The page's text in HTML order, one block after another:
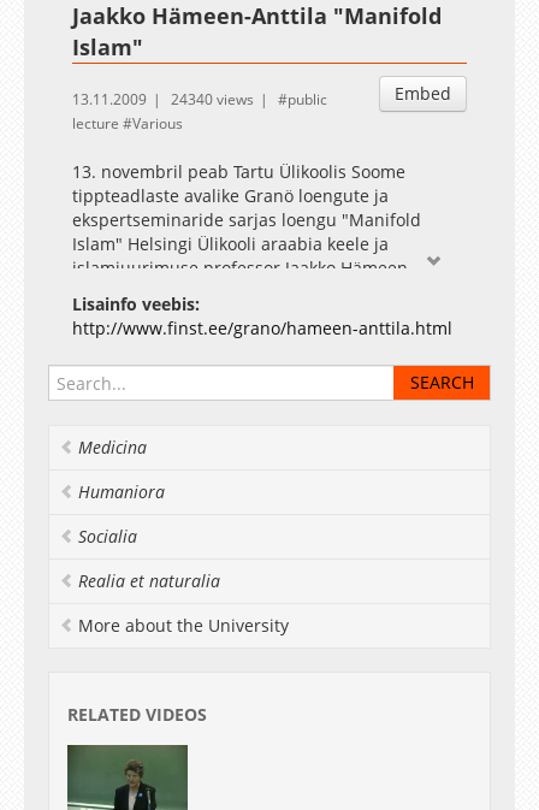
Jaakko Hämeen-Anttila "Manifold
Islam"
Embed
13.11.2009 24340 views
public
lecture
Various
13. novembril peab Tartu Ülikoolis Soome
tippteadlaste avalike Granö loengute ja
ekspertseminaride sarjas loengu "Manifold
Islam" Helsingi Ülikooli araabia keele ja
islamiuurimuse professor Jaakko Hämeen-
Anttila. Professor Hämeen-Anttila (s. 1963)
peamised uurimisvaldkonnad on keskaegne
araabia islami kultuur, kirjandus, filosoofia ja
müstika. Ta on kirjutanud teaduslikke uurimusi
ka islami tekkimise esimeste aastasadade ajaloo
viljakas tõlkija, kes on Lähis-Ida kirjanduse
klassikuid ja nende kuulsamaid tekste soome
keelde vahendanud peamiselt araabia ja pärsia
kirjutanud enam kui 50 raamatut. Hämeen-
1995. aastal. Lisaks loenguga esinemisele esitleb
17.00 Soome Instituudi Tartu osakonnas oma
maailma tekkimisest ja lõpust, jumalate ja
inimeste mõõduvõtmistest, hea ja kurja
igavesest võitlusest, surmast ja taassünnist.
Autoreid intervjueerib assürioloog Amar Annus.
Lisainfo veebis:
http://www.finst.ee/grano/hameen-anttila.html
Medicina
Humaniora
Socialia
Realia et naturalia
More about the University
RELATED VIDEOS